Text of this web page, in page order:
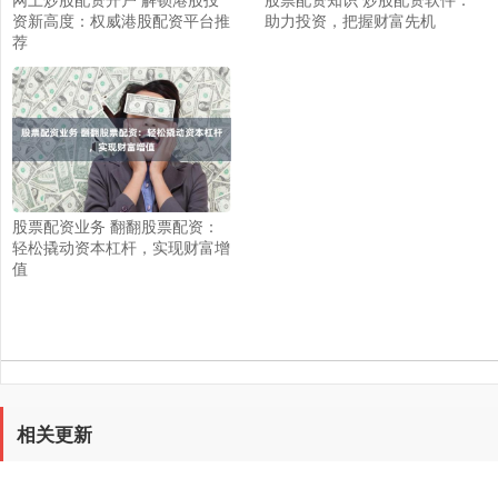
资新高度：权威港股配资平台推
荐
助力投资，把握财富先机
股票配资业务 翻翻股票配资：
轻松撬动资本杠杆，实现财富增
值
相关更新